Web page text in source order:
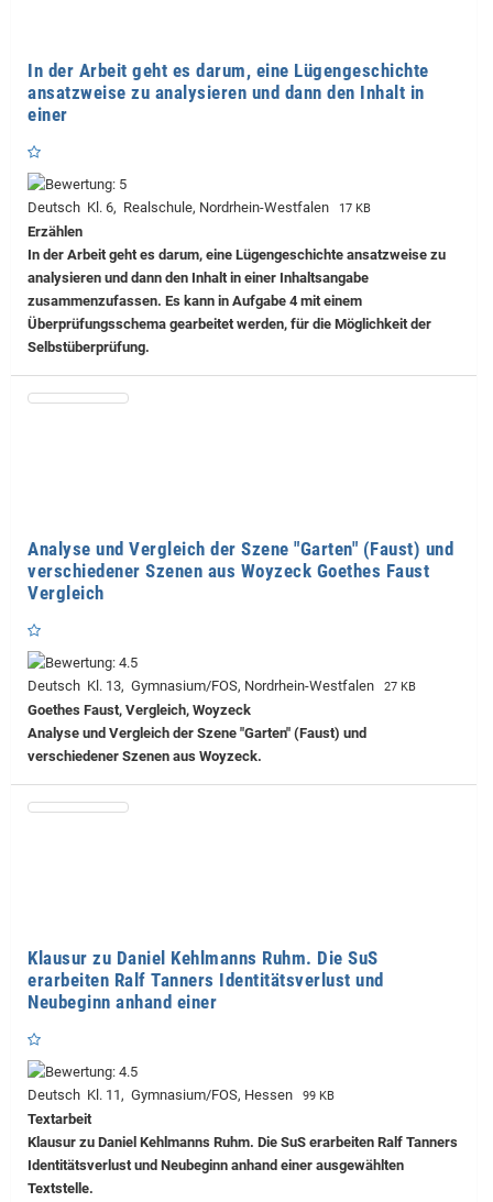
In der Arbeit geht es darum, eine Lügengeschichte
ansatzweise zu analysieren und dann den Inhalt in
einer
Deutsch Kl. 6, Realschule, Nordrhein-Westfalen 17 KB
Erzählen
In der Arbeit geht es darum, eine Lügengeschichte ansatzweise zu
analysieren und dann den Inhalt in einer Inhaltsangabe
zusammenzufassen. Es kann in Aufgabe 4 mit einem
Überprüfungsschema gearbeitet werden, für die Möglichkeit der
Selbstüberprüfung.
Analyse und Vergleich der Szene "Garten" (Faust) und
verschiedener Szenen aus Woyzeck Goethes Faust
Vergleich
Deutsch Kl. 13, Gymnasium/FOS, Nordrhein-Westfalen 27 KB
Goethes Faust, Vergleich, Woyzeck
Analyse und Vergleich der Szene "Garten" (Faust) und
verschiedener Szenen aus Woyzeck.
Klausur zu Daniel Kehlmanns Ruhm. Die SuS
erarbeiten Ralf Tanners Identitätsverlust und
Neubeginn anhand einer
Deutsch Kl. 11, Gymnasium/FOS, Hessen 99 KB
Textarbeit
Klausur zu Daniel Kehlmanns Ruhm. Die SuS erarbeiten Ralf Tanners
Identitätsverlust und Neubeginn anhand einer ausgewählten
Textstelle.